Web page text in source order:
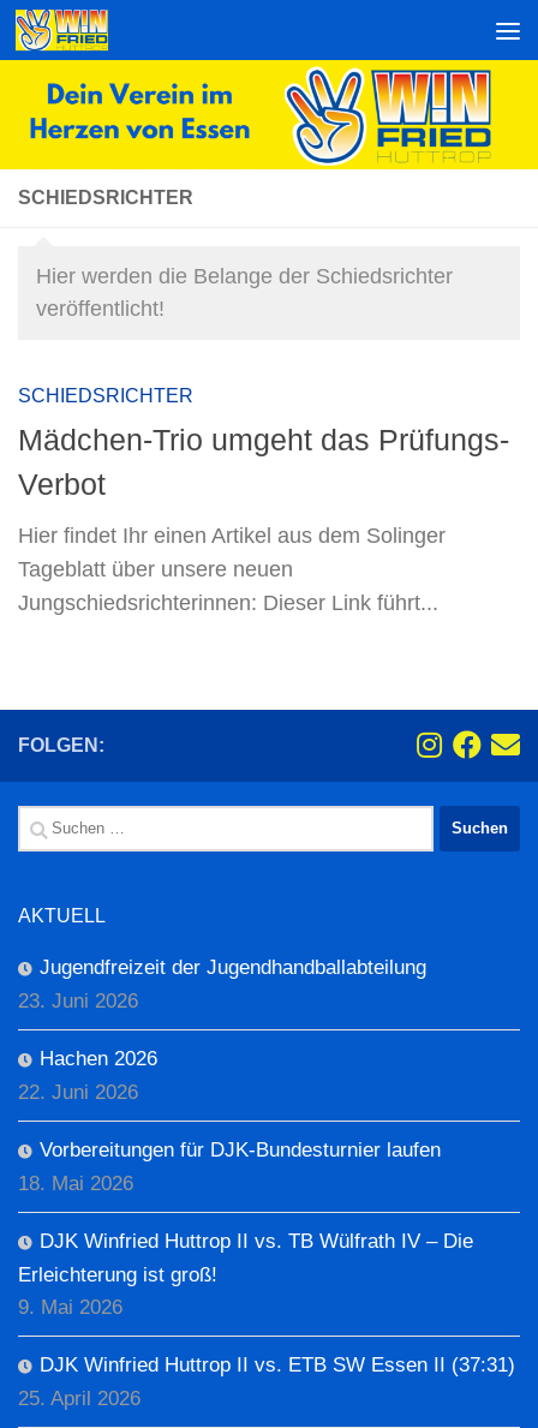
Zum Inhalt springen
SCHIEDSRICHTER
Hier werden die Belange der Schiedsrichter
veröffentlicht!
SCHIEDSRICHTER
Mädchen-Trio umgeht das Prüfungs-
Verbot
Hier findet Ihr einen Artikel aus dem Solinger
Tageblatt über unsere neuen
Jungschiedsrichterinnen: Dieser Link führt...
FOLGEN:
Suchen
nach:
AKTUELL
Jugendfreizeit der Jugendhandballabteilung
23. Juni 2026
Hachen 2026
22. Juni 2026
Vorbereitungen für DJK-Bundesturnier laufen
18. Mai 2026
DJK Winfried Huttrop II vs. TB Wülfrath IV – Die
Erleichterung ist groß!
9. Mai 2026
DJK Winfried Huttrop II vs. ETB SW Essen II (37:31)
25. April 2026